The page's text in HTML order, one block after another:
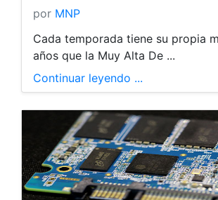
por MNP
Cada temporada tiene su propia
años que la Muy Alta De ...
Continuar leyendo ...